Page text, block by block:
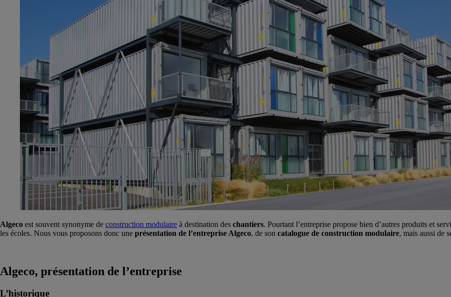
Algeco est souvent synonyme de construction modulaire à destination des chantiers. Pourtant l’entreprise propose bien d’autres produits et
les écoles. Nous vous proposons donc une présentation de l’entreprise Algeco, de son catalogue de construction modulaire, mais aussi de
Algeco, présentation de l’entreprise
L’historique